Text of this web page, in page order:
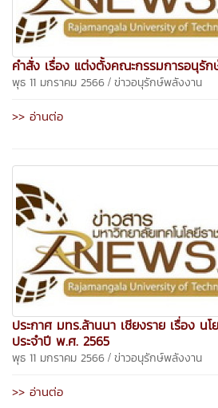
คำสั่ง เรื่อง แต่งตั้งคณะกรรมการอนุรั
พุธ 11 มกราคม 2566 / ข่าวอนุรักษ์พลังงาน
>> อ่านต่อ
ประกาศ มทร.ล้านนา เชียงราย เรื่อง น
ประจำปี พ.ศ. 2565
พุธ 11 มกราคม 2566 / ข่าวอนุรักษ์พลังงาน
>> อ่านต่อ